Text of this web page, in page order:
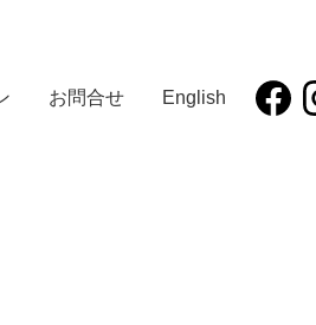
お問合せ English